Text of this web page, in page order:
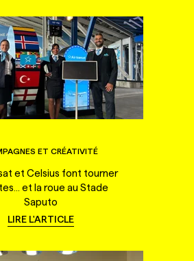
ET CRÉATIVITÉ
et Celsius font tourner
et la roue au Stade
Saputo
LIRE L'ARTICLE